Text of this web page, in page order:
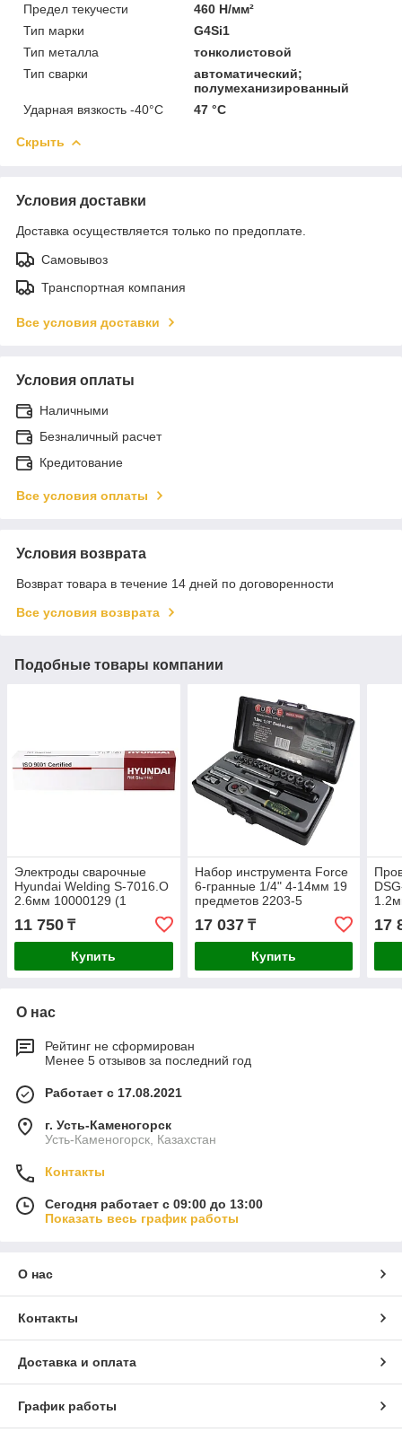
Предел текучести
460 Н/мм²
Тип марки
G4Si1
Тип металла
тонколистовой
Тип сварки
автоматический;
полумеханизированный
Ударная вязкость -40°С
47 °C
Скрыть
Условия доставки
Доставка осуществляется только по предоплате.
Самовывоз
Транспортная компания
Все условия доставки
Условия оплаты
Наличными
Безналичный расчет
Кредитование
Все условия оплаты
Условия возврата
Возврат товара в течение 14 дней по договоренности
Все условия возврата
Подобные товары компании
Электроды сварочные
Hyundai Welding S-7016.O
2.6мм 10000129 (1
упаковка - 5кг)
11 750 ₸
Купить
Набор инструмента Force
6-гранные 1/4" 4-14мм 19
предметов 2203-5
17 037₸
Купить
17
О нас
Рейтинг не сформирован
Менее 5 отзывов за последний год
Работает с 17.08.2021
г. Усть-Каменогорск
Усть-Каменогорск, Казахстан
Контакты
Сегодня работает с 09:00 до 13:00
Показать весь график работы
О нас
Контакты
Доставка и оплата
График работы